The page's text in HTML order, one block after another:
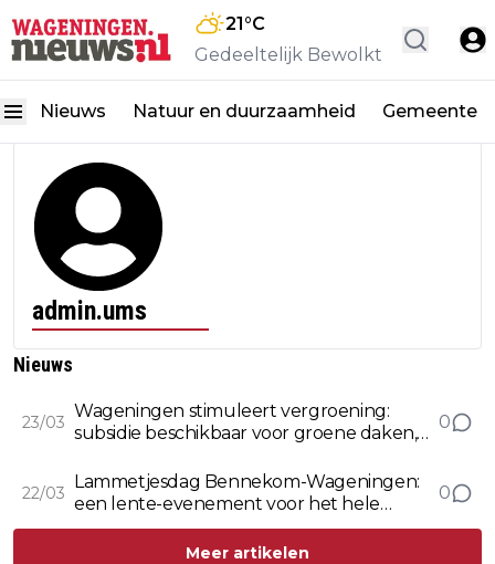
21°C
Gedeeltelijk Bewolkt
Nieuws Natuur en duurzaamheid Gemeente
admin.ums
Nieuws
23/03
Wageningen stimuleert vergroening:
subsidie beschikbaar voor groene daken,
0
22/03
Lammetjesdag Bennekom-Wageningen:
een lente-evenement voor het hele
gezin
0
Meer artikelen